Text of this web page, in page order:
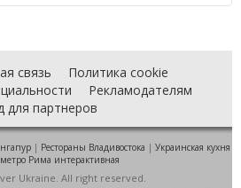
связь
Политика cookie
Рекламодателям
для партнеров
| Рестораны Владивостока | Украинская кухня
Рима интерактивная
Ukraine. All right reserved.